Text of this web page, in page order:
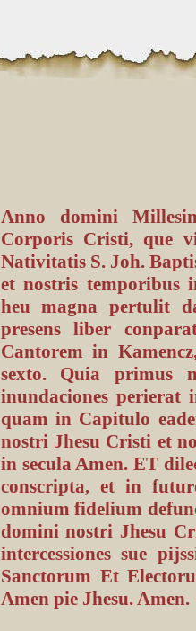
Anno domini
Corporis Cristi, que
Nativitatis S. Joh.
et nostris temporibus
heu magna pertulit
presens liber
Cantorem in
sexto. Quia primus
inundaciones
quam in Capitulo
nostri Jhesu Cristi et
in secula Amen. ET
conscripta, et in
omnium fidelium
domini nostri Jhesu
intercessiones sue
Sanctorum Et
Amen pie Jhesu. Amen.